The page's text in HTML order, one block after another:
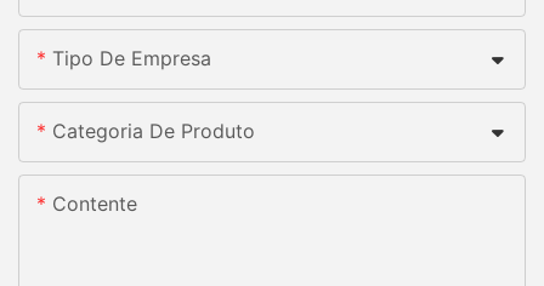
Tipo De Empresa
Categoria De Produto
Contente